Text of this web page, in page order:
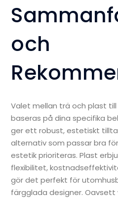
och
Valet mellan trä och plast
baseras på dina specifika
ger ett robust, estetiskt
alternativ som passar bra
estetik prioriteras. Plast
flexibilitet,
gör det perfekt för
färgglada designer. Oavsett